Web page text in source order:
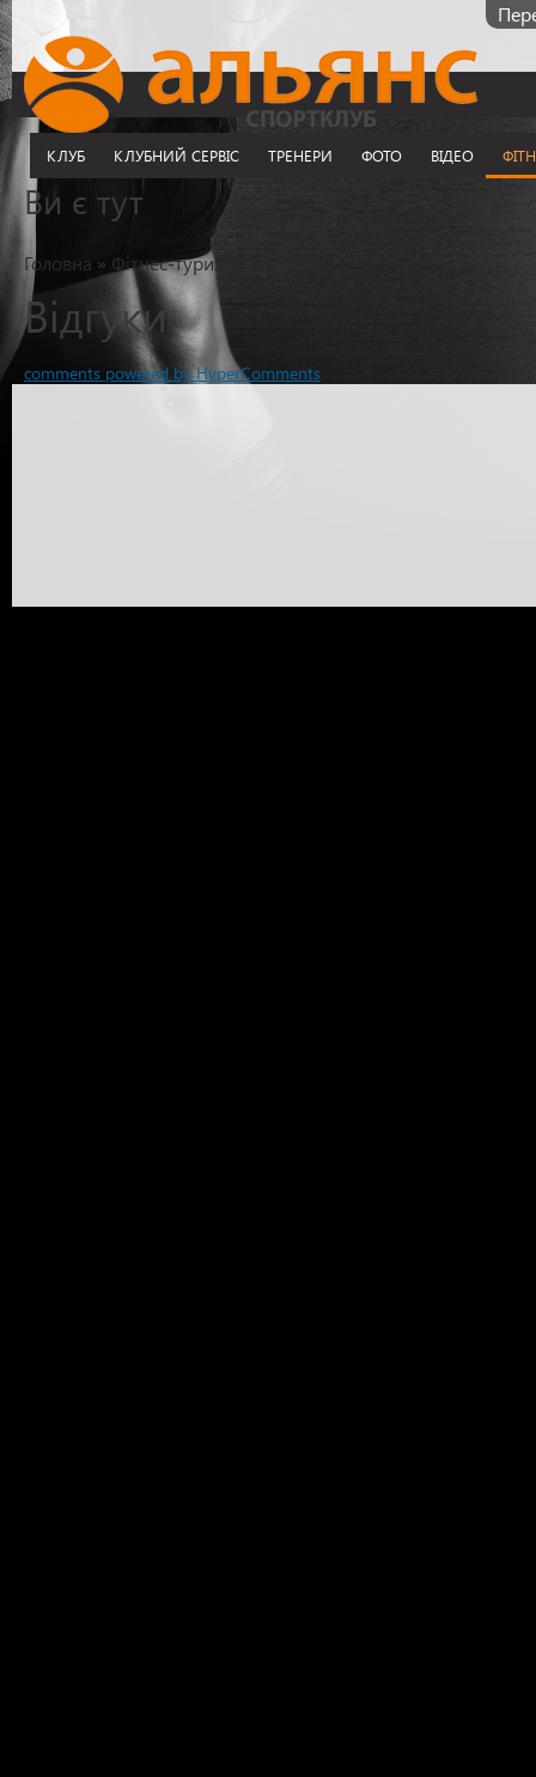
КЛУБ КЛУБНИЙ СЕРВІС ТРЕНЕРИ ФОТО ВІДЕО
Ви є тут
Головна » Фітнес-туризм
Відгуки
comments powered by HyperComments